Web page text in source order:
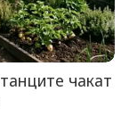
чакат